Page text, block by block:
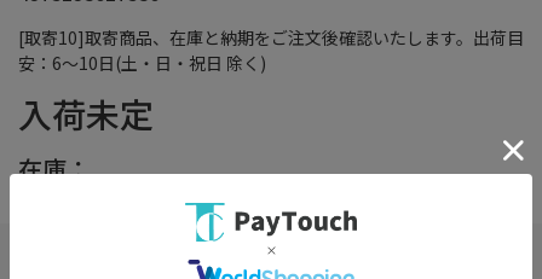
[取寄10]取寄商品、在庫と納期をご注文後確認いたします。出荷目
安：6～10日(土・日・祝日 除く)
入荷未定
在庫：